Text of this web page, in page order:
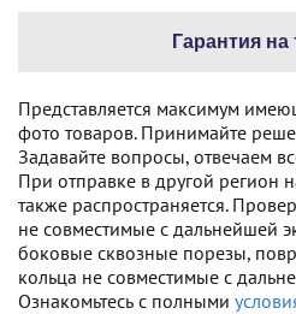
Гарантия
Представляется максимум
фото товаров. Принимайте
Задавайте вопросы, отвечаем
При отправке в другой регион
также распространяется.
не совместимые с дальнейшей
боковые сквозные порезы,
кольца не совместимые с
Ознакомьтесь с полными